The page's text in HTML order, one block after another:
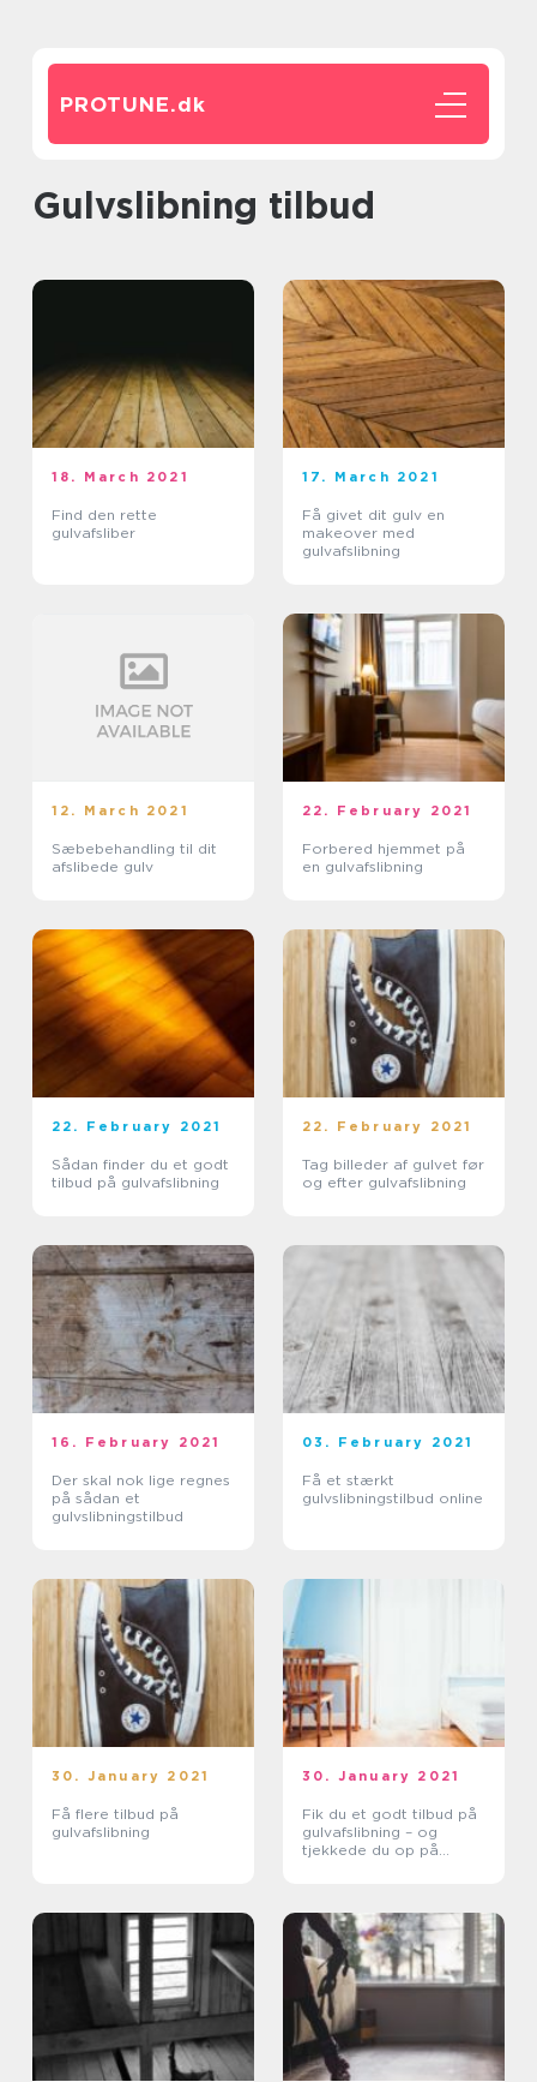
PROTUNE.dk
gulvslibning tilbud
18. March 2021
Find den rette
gulvafsliber
17. March 2021
Få givet dit gulv en
makeover med
gulvafslibning
12. March 2021
Sæbebehandling til dit
afslibede gulv
22. February 2021
Forbered hjemmet på
en gulvafslibning
22. February 2021
Sådan finder du et godt
tilbud på gulvafslibning
22. February 2021
Tag billeder af gulvet før
og efter gulvafslibning
16. February 2021
Der skal nok lige regnes
på sådan et
gulvslibningstilbud
03. February 2021
Få et stærkt
gulvslibningstilbud online
30. January 2021
Få flere tilbud på
gulvafslibning
30. January 2021
Fik du et godt tilbud på
gulvafslibning – og
tjekkede du op på